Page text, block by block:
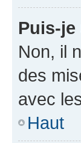
Puis-je
Non, il
des
avec
Haut